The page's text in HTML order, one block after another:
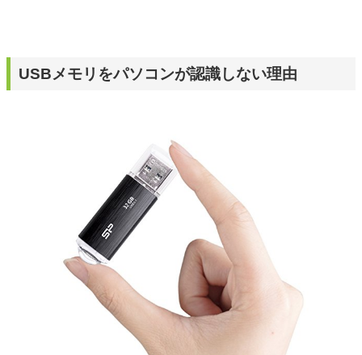
USBメモリをパソコンが認識しない理由